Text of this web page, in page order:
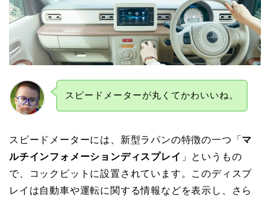
スピードメーターが丸くてかわいいね。
スピードメーターには、新型ラパンの特徴の一つ「 マ
ルチインフォメーションディスプレイ 」というもの
で、コックピットに設置されています。このディスプ
レイは自動車や運転に関する情報などを表示し、さら